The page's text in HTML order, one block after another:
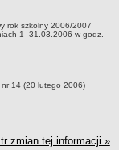
rok szkolny 2006/2007
1 -31.03.2006 w godz.
nr 14 (20 lutego 2006)
zmian tej informacji »